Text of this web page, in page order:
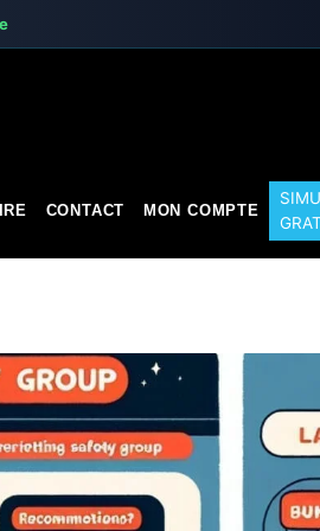
CONTACT MON COMPTE